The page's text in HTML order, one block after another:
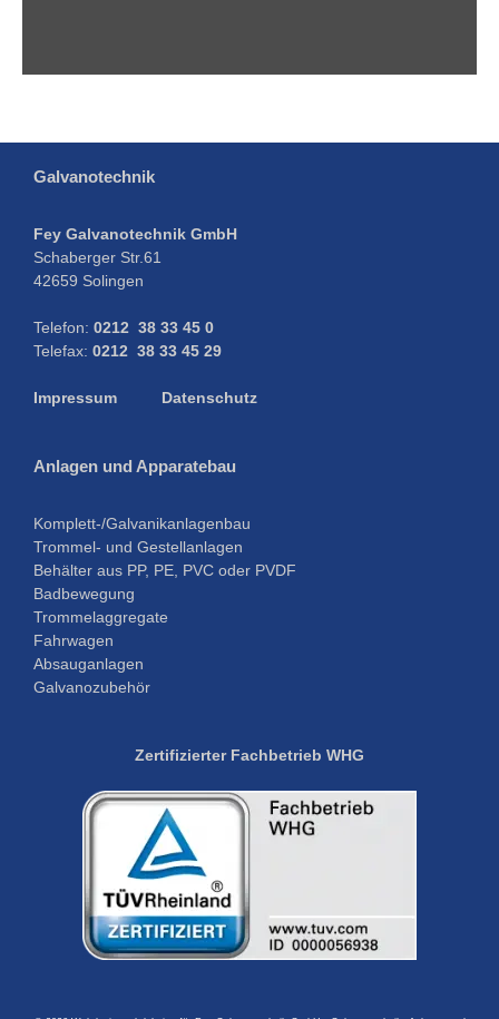
Galvanotechnik
Fey Galvanotechnik GmbH
Schaberger Str.61
42659 Solingen
Telefon: 0212 38 33 45 0
Telefax: 0212 38 33 45 29
Impressum Datenschutz
Anlagen und Apparatebau
Komplett-/Galvanikanlagenbau
Trommel- und Gestellanlagen
Behälter aus PP, PE, PVC oder PVDF
Badbewegung
Trommelaggregate
Fahrwagen
Absauganlagen
Galvanozubehör
Zertifizierter Fachbetrieb WHG